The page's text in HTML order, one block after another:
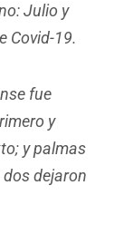
Julio y
Covid-19.
fue
y
y palmas
dejaron